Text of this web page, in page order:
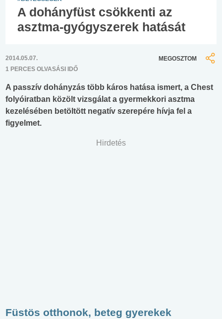
A dohányfüst csökkenti az
asztma-gyógyszerek hatását
2014.05.07.
1 PERCES OLVASÁSI IDŐ
MEGOSZTOM
A passzív dohányzás több káros hatása ismert, a Chest
folyóiratban közölt vizsgálat a gyermekkori asztma
kezelésében betöltött negatív szerepére hívja fel a
figyelmet.
Hirdetés
Füstös otthonok, beteg gyerekek